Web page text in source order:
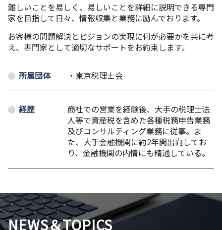
難しいことを易しく、易しいことを詳細に説明できる専門
家を目指して日々、情報収集と業務に励んでおります。
お客様の問題解決とビジョンの実現に何が必要かを共に考
え、専門家として適切なサポートをお約束します。
所属団体 ・東京税理士会
経歴
商社での営業を経験後、大手の税理士法
人等で資産税を含めた各種税務申告業務
及びコンサルティング業務に従事。ま
た、大手金融機関に約2年間出向してお
り、金融機関の内情にも精通している。
NEWS＆TOPICS